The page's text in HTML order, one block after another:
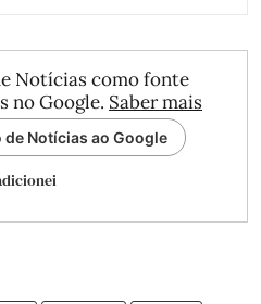
Notícias como fonte
no Google. Saber mais
Notícias ao Google